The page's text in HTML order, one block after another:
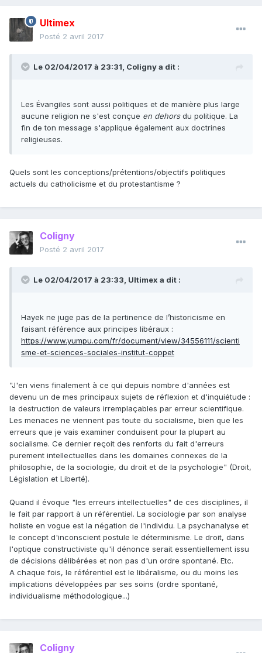
Ultimex
Posté 2 avril 2017
Le 02/04/2017 à 23:31, Colignya dit :
Les Évangiles sont aussi politiques et de manière plus large
aucune religion ne s'est conçue en dehorsdu politique. La
fin de ton message s'applique également aux doctrines
religieuses.
Quels sont les conceptions/prétentions/objectifs politiques
actuels du catholicisme et du protestantisme ?
Coligny
Posté 2 avril 2017
Le 02/04/2017 à 23:33, Ultimex a dit :
Hayek ne juge pas de la pertinence de l’historicisme en
faisant référence aux principes libéraux :
https://www.yumpu.com/fr/document/view/34556111/scienti
sme-et-sciences-sociales-institut-coppet
"J'en viens finalement à ce qui depuis nombre d'années est
devenu un de mes principaux sujets de réflexion et d'inquiétude :
la destruction de valeurs irremplaçables par erreur scientifique.
Les menaces ne viennent pas toute du socialisme, bien que les
erreurs que je vais examiner conduisent pour la plupart au
socialisme. Ce dernier reçoit des renforts du fait d'erreurs
purement intellectuelles dans les domaines connexes de la
philosophie, de la sociologie, du droit et de la psychologie" (Droit,
Législation et Liberté).
Quand il évoque "les erreurs intellectuelles" de ces disciplines, il
le fait par rapport à un référentiel. La sociologie par son analyse
holiste en vogue est la négation de l'individu. La psychanalyse et
le concept d'inconscient postule le déterminisme. Le droit, dans
l'optique constructiviste qu'il dénonce serait essentiellement issu
de décisions délibérées et non pas d'un ordre spontané. Etc.
A chaque fois, le référentiel est le libéralisme, ou du moins les
implications développées par ses soins (ordre spontané,
individualisme méthodologique...)
Coligny